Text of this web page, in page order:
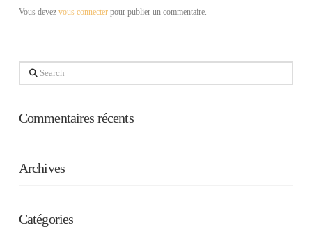
Vous devez vous connecterpour publier un commentaire.
Search
Commentaires récents
Archives
Catégories